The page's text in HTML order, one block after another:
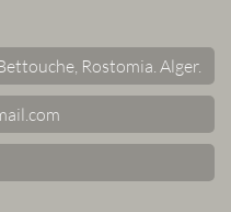
Rostomia. Alger.